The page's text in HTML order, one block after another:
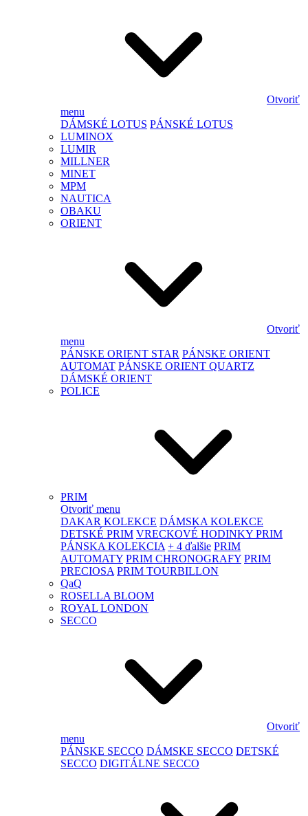
Otvoriť
menu
DÁMSKÉ LOTUS PÁNSKÉ LOTUS
LUMINOX
LUMIR
MILLNER
MINET
MPM
NAUTICA
OBAKU
ORIENT
Otvoriť
menu
PÁNSKE ORIENT STAR PÁNSKE ORIENT
AUTOMAT PÁNSKE ORIENT QUARTZ
DÁMSKÉ ORIENT
POLICE
PRIM
Otvoriť menu
DAKAR KOLEKCE DÁMSKA KOLEKCE
DETSKÉ PRIM VRECKOVÉ HODINKY PRIM
PÁNSKA KOLEKCIA + 4 ďalšie PRIM
AUTOMATY PRIM CHRONOGRAFY PRIM
PRECIOSA PRIM TOURBILLON
QaQ
ROSELLA BLOOM
ROYAL LONDON
SECCO
Otvoriť
menu
PÁNSKE SECCO DÁMSKE SECCO DETSKÉ
SECCO DIGITÁLNE SECCO